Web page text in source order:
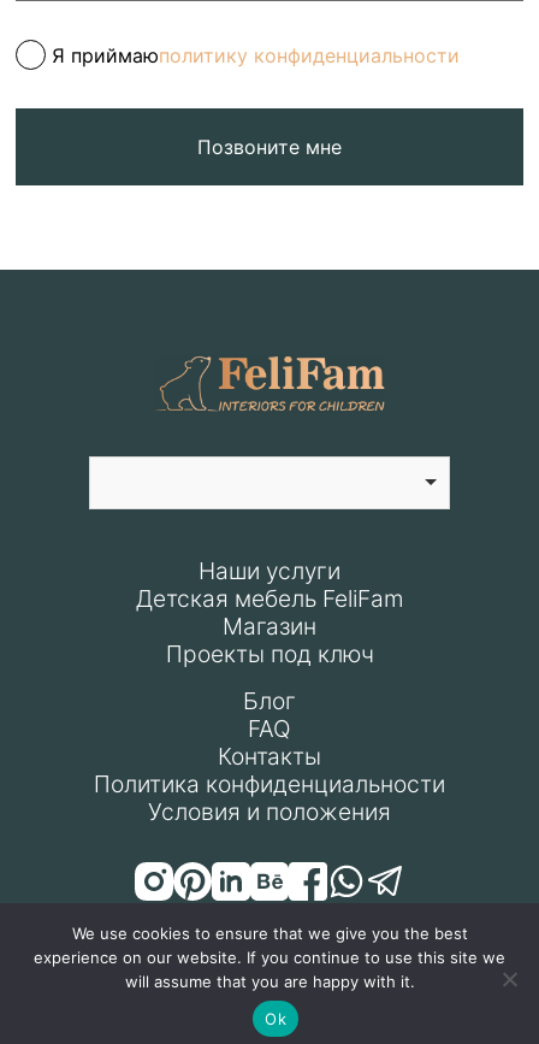
Я приймаюполитику конфиденциальности
Позвоните мне
Наши услуги
Детская мебель FeliFam
Магазин
Проекты под ключ
Блог
FAQ
Контакты
Политика конфиденциальности
Условия и положения
© Все права защищены 2024
We use cookies to ensure that we give you the best
experience on our website. If you continue to use this site we
will assume that you are happy with it.
Ok